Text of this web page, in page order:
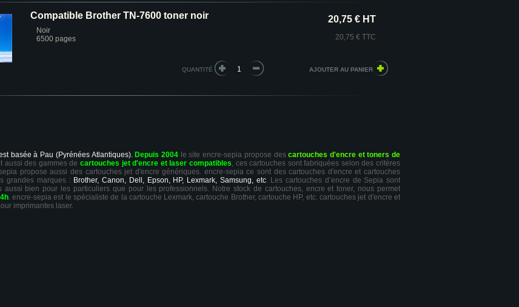
Compatible Brother TN-7600 toner noir
Noir
6500 pages
20,75 € HT
20,75 € TTC
QUANTITÉ
basée à Pau (Pyrénées Atlantiques). Depuis 2004 le site encre-sepia propose descartouches d'encre et toners de
aussi des gammes decartouches jet d'encre et laser compatibles, ces cartouches sont fabriquées selon des critères
propose aussi des cartouches jet d'encre génériques. encre-sepia ce sont des cartouches d'encre et cartouches
grandes marques : Brother, Canon, Dell, Epson, HP, Lexmark, Samsung, etc. Les cartouches d’encre de Sepia sont
aussi bien pour les particuliers que pour les professionnels. Notre stock de cartouches, encre et toner, nous permet
. encre-sepia est le spécialiste de la cartouche Lexmark, cartouche Brother, cartouche HP, etc. cartouches jet d'encre et
imprimantes laser.